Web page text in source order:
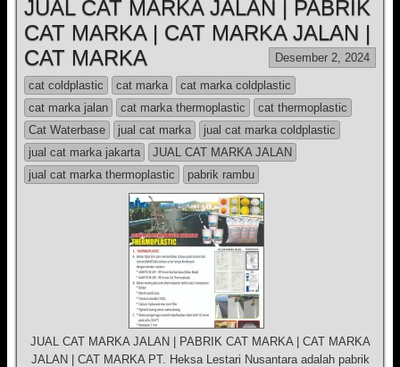
JUAL CAT MARKA JALAN | PABRIK
CAT MARKA | CAT MARKA JALAN |
CAT MARKA
Desember 2, 2024
cat coldplastic cat marka
cat marka coldplastic
cat marka jalan
cat marka thermoplastic
cat thermoplastic
Cat Waterbase
jual cat marka
jual cat marka coldplastic
jual cat marka jakarta
JUAL CAT MARKA JALAN
jual cat marka thermoplastic
pabrik rambu
JUAL CAT MARKA JALAN | PABRIK CAT MARKA | CAT MARKA
JALAN | CAT MARKA PT. Heksa Lestari Nusantara adalah pabrik